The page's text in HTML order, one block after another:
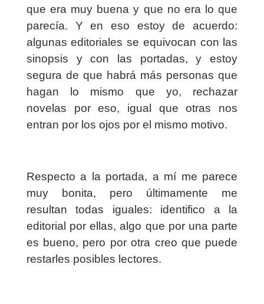
que era muy buena y que no era lo que
parecía. Y en eso estoy de acuerdo:
algunas editoriales se equivocan con las
sinopsis y con las portadas, y estoy
segura de que habrá más personas que
hagan lo mismo que yo, rechazar
novelas por eso, igual que otras nos
entran por los ojos por el mismo motivo.
Respecto a la portada, a mí me parece
muy bonita, pero últimamente me
resultan todas iguales: identifico a la
editorial por ellas, algo que por una parte
es bueno, pero por otra creo que puede
restarles posibles lectores.